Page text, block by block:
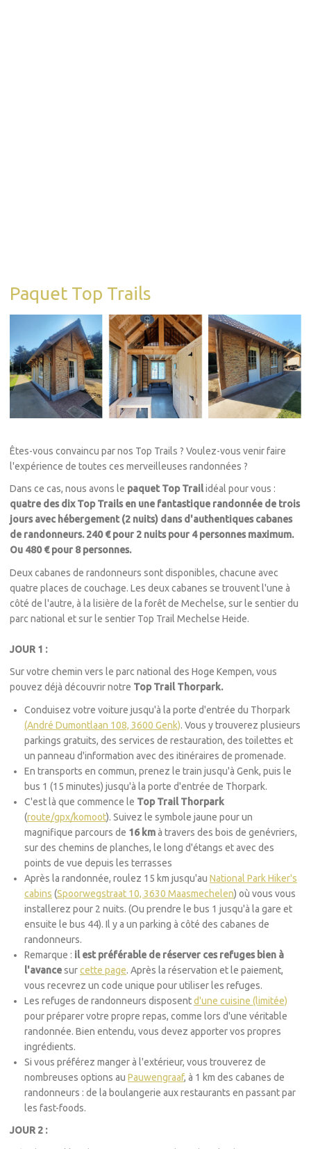
Paquet Top Trails
Êtes-vous convaincu par nos Top Trails ? Voulez-vous venir faire
l'expérience de toutes ces merveilleuses randonnées ?
Dans ce cas, nous avons le paquet Top Trailidéal pour vous :
quatre des dix Top Trails en une fantastique randonnée de trois
jours avec hébergement (2 nuits) dans d'authentiques cabanes
de randonneurs. 240 € pour 2 nuits pour 4 personnes maximum.
Ou 480 € pour 8 personnes.
Deux cabanes de randonneurs sont disponibles, chacune avec
quatre places de couchage. Les deux cabanes se trouvent l'une à
côté de l'autre, à la lisière de la forêt de Mechelse, sur le sentier du
parc national et sur le sentier Top Trail Mechelse Heide.
JOUR 1 :
Sur votre chemin vers le parc national des Hoge Kempen, vous
pouvez déjà découvrir notre Top Trail Thorpark.
Conduisez votre voiture jusqu'à la porte d'entrée du Thorpark
(André Dumontlaan 108, 3600 Genk). Vous y trouverez plusieurs
parkings gratuits, des services de restauration, des toilettes et
un panneau d'information avec des itinéraires de promenade.
En transports en commun, prenez le train jusqu'à Genk, puis le
bus 1 (15 minutes) jusqu'à la porte d'entrée de Thorpark.
C'est là que commence le Top Trail Thorpark
(route/gpx/komoot). Suivez le symbole jaune pour un
magnifique parcours de 16 kmà travers des bois de genévriers,
sur des chemins de planches, le long d'étangs et avec des
points de vue depuis les terrasses
Après la randonnée, roulez 15 km jusqu'au National Park Hiker's
cabins (Spoorwegstraat 10, 3630 Maasmechelen) où vous vous
installerez pour 2 nuits. (Ou prendre le bus 1 jusqu'à la gare et
ensuite le bus 44). Il y a un parking à côté des cabanes de
randonneurs.
Remarque : il est préférable de réserver ces refuges bien à
l'avancesurcette page. Après la réservation et le paiement,
vous recevrez un code unique pour utiliser les refuges.
Les refuges de randonneurs disposentd'une cuisine (limitée)
pour préparer votre propre repas, comme lors d'une véritable
randonnée. Bien entendu, vous devez apporter vos propres
ingrédients.
Si vous préférez manger à l'extérieur, vous trouverez de
nombreuses options au Pauwengraaf, à 1 km des cabanes de
randonneurs : de la boulangerie aux restaurants en passant par
les fast-foods.
JOUR 2 :